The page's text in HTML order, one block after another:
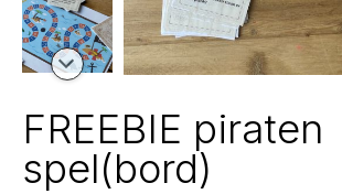
FREEBIE piraten
spel(bord)